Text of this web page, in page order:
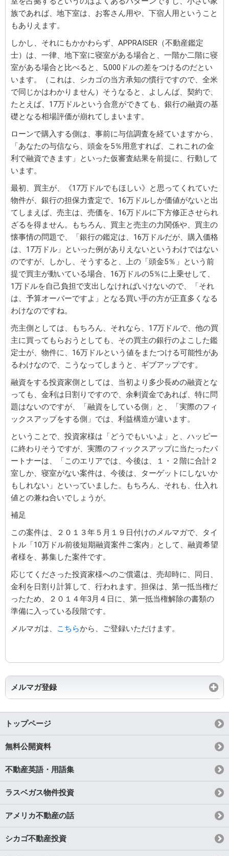
族であれば、地下室は、お客さん用や、下宿人用ということ
もありえます。
しかし、それにもかかわらず、APPRAISER（不動産鑑定
士）は、一律、地下室に寝室がある場合と、一階か二階に寝
室がある場合と比べると、5,000ドルの差をつけるのだとい
います。（これは、シカゴの当方承知の慣行ですので、全米
で同じかはわかりません）そうなると、よしんば、契約で、
たとえば、17万ドルという合意ができても、銀行の融資の基
礎となる相場評価が崩れてしまいます。
ローンで購入する側は、事前に与信調査を経ていますから、
「あなたの与信なら、頭金を5％用意すれば、これこれの金
利で融資できます」といった仮審査結果を前提に、行動して
います。
最初、買主が、《17万ドルでもほしい》と思ってくれていた
物件が、銀行の担保力査定で、16万ドルしか価値がないと出
てしまえば、売主は、売価を、16万ドルに下方修正させられ
ざるを得ません。もちろん、買主と売主の力関係や、買主の
懐事情の問題で、「銀行の鑑定は、16万ドルだが、購入価格
は、17万ドル」といった例がありえないというわけではない
のですが、しかし、そうすると、上の「頭金5％」という前
提で買主が動いている場合、16万ドルの5％に上乗せして、
1万ドルを自己負担で支出しなければいけないので、「それ
は、予算オーバーですよ」となる買い手の方が正直多くなる
わけなのですね。
売主側としては、もちろん、それなら、17万ドルで、他の買
主に買ってもらおうとしても、その買主の銀行のよこした鑑
定士が、物件に、16万ドルという値をまたつける可能性があ
るわけなので、こうなってしまうと、ギブアップです。
融資をする投資家側としては、当初より多少長めの融資とな
っても、金利は日割りですので、余剰資金であれば、特に問
題はないのですが、「融資をしている側」と、「実際のフィ
ックスアップをする側」では、利益構造が違います。
ということで、投資家様は「どうでもいいよ」と、ハッピー
に終わりそうですが、実際のフィックスアップに当たったパ
ートナーは、「このエリアでは、今後は、１・２階に合計２
室しか、寝室がない案件は、今後は、ターゲットにしないか
もしれない」といっていました。もちろん、それも、仕入れ
値との兼ね合いでしょうが。
補足
この案件は、２０１３年５月１９日付けのメルマガで、タイ
トル「10万ドル前後短期融資案件ご案内」として、融資希望
者様を、募集した案件です。
応じてくださった投資家様へのご償還は、売却時に、同日、
金利を日割り計算して、行われます。担保は、第一抵当権だ
ったため、２０１４年3月４日に、第一抵当権解除の書類の
準備に入っている段階です。
メルマガは、
こちらから、ご登録いただけます。
メルマガ登録
トップページ
無料公開資料
不動産英語・用語集
ラスベガス物件投資
アメリカ不動産の話
シカゴ不動産投資